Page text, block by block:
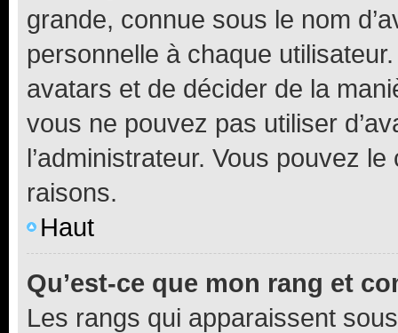
grande, connue sous le nom
personnelle à chaque utilisateur.
avatars et de décider de la
vous ne pouvez pas utiliser
l’administrateur. Vous pouvez
raisons.
Haut
Qu’est-ce que mon rang et
Les rangs qui apparaissent